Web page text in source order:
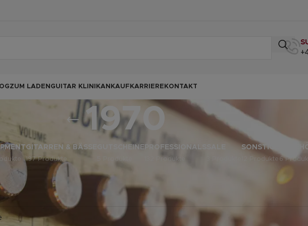
ZUM LADEN GUITAR KLINIKANKAUF KARRIERE KONTAKT
1970
GITARREN & BÄSSE
197 Produkte
GUTSCHEINE PROFESSIONALS
132 Produkte
SONSTIGE
12 Produkte 6
verschlagwortet mit „1970“
Produkte gefunden, die deiner Auswahl entsprechen.